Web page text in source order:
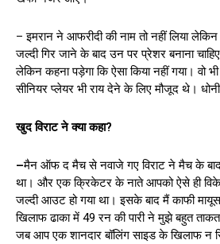
– इमरान ने आफरीदी की नाम तो नहीं लिया
जल्दी गिर जाने के बाद उन पर प्रेशर बनाना
लेकिन कहना पड़ेगा कि ऐसा किया नहीं गया। वो
सीनियर प्लेयर भी राय देने के लिए मौजूद थे।
खुद विराट ने क्या कहा?
–मैन ऑफ द मैच से नवाजे गए विराट ने मैच के
था। और एक क्रिकेटर के नाते आपको ऐसे ही
जल्दी आउट हो गया था। इसके बाद मैं काफी
खिलाफ ढाका में 49 रन की पारी ने मुझे बहुत
जब आप एक शानदार बॉलिंग साइड के खिलाफ न